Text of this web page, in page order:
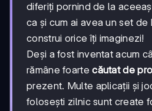
diferiți pornind de la
ca și cum ai avea un set de
construi orice îți imaginezi!
Deși a fost inventat acum
rămâne foartecăutat de
prezent. Multe aplicații și
folosești zilnic sunt create